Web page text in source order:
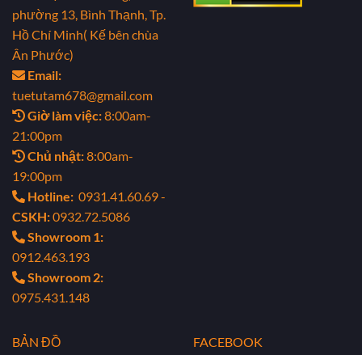
phường 13, Bình Thạnh, Tp.
Hồ Chí Minh( Kế bên chùa
Ân Phước)
Email:
tuetutam678@gmail.com
Giờ làm việc:8:00am-
21:00pm
Chủ nhật:8:00am-
19:00pm
Hotline: 0931.41.60.69 -
CSKH:0932.72.5086
Showroom 1:
0912.463.193
Showroom 2:
0975.431.148
BẢN ĐỒ FACEBOOK